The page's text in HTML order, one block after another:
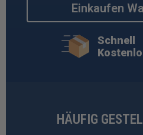
Einkaufen
Schnell
HÄUFIG